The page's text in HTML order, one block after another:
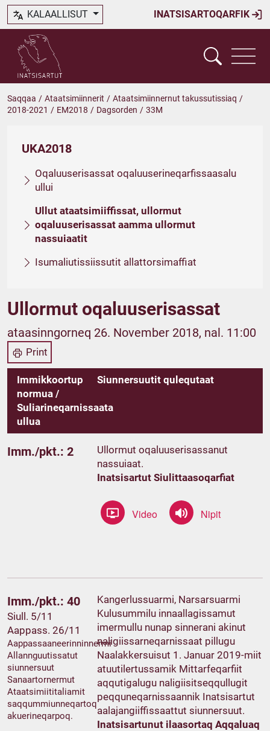
INATSISARTOQARFIK
KALAALLISUT
Saqqaa / Ataatsimiinnerit / Ataatsimiinnernut takussutissiaq /
2018-2021 / EM2018 / Dagsorden / 33M
UKA2018
Oqaluuserisassat oqaluuserineqarfissaasalu
ullui
Ullut ataatsimiiffissat, ullormut
oqaluuserisassat aamma ullormut
nassuiaatit
Isumaliutissiissutit allattorsimaffiat
Ullormut oqaluuserisassat
ataasinngorneq 26. November 2018, nal. 11:00
Print
Immikkoortup
normua /
Suliarineqarnissaata
ullua
Siunnersuutit qulequtaat
Imm./pkt.: 2
Ullormut oqaluuserisassanut
nassuiaat.
Inatsisartut Siulittaasoqarfiat
Imm./pkt.: 40
Siull. 5/11
Aappass. 26/11
Aappassaaneerinninnermi
Allannguutissatut
siunnersuut
Sanaartornermut
Ataatsimiititaliamit
saqqummiunneqartoq
akuerineqarpoq.
Kangerlussuarmi, Narsarsuarmi
Kulusummilu innaallagissamut
imermullu nunap sinnerani akinut
naligiissarneqarnissaat pillugu
Naalakkersuisut 1. Januar 2019-miit
atuutilertussamik Mittarfeqarfiit
aqqutigalugu naligiisitseqqullugit
peqquneqarnissaannik Inatsisartut
aalajangiiffissaattut siunnersuut.
Inatsisartunut ilaasortaq Aqqaluaq